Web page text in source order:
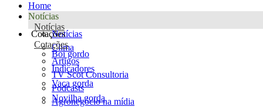
Home
Notícias
Notícias
Notícias
Clima
Artigos
TV Scot Consultoria
Podcasts
Agronegócio na mídia
Cotações
Cotações
Boi gordo
Indicadores
Vaca gorda
Novilha gorda